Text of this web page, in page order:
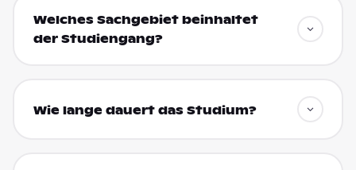
Welches Sachgebiet beinhaltet
der Studiengang?
Wie lange dauert das Studium?